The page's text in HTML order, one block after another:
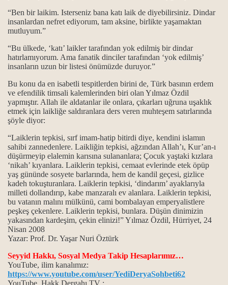
“Ben bir laikim. Isterseniz bana katı laik de diyebilirsiniz. Dindar
insanlardan nefret ediyorum, tam aksine, birlikte yaşamaktan
mutluyum.”
“Bu ülkede, ‘katı’ laikler tarafından yok edilmiş bir dindar
hatırlamıyorum. Ama fanatik dinciler tarafından ‘yok edilmiş’
insanların uzun bir listesi önümüzde duruyor.”
Bu konu da en isabetli tespitlerden birini de, Türk basının erdem
ve efendilik timsali kalemlerinden biri olan Yılmaz Özdil
yapmıştır. Allah ile aldatanlar ile onlara, çıkarları uğruna uşaklık
etmek için laikliğe saldıranlara ders veren muhteşem satırlarında
şöyle diyor:
“Laiklerin tepkisi, sırf imam-hatip bitirdi diye, kendini islamın
sahibi zannedenlere. Laikliğin tepkisi, ağzından Allah’ı, Kur’an-ı
düşürmeyip elalemin karısına sulananlara; Çocuk yaştaki kızlara
‘nikah’ kıyanlara. Laiklerin tepkisi, cemaat evlerinde etek öpüp
yaş gününde sosyete barlarında, hem de kandil geçesi, gizlice
kadeh tokuşturanlara. Laiklerin tepkisi, ‘dindarım’ ayaklarıyla
milleti dollandırıp, kabe manzaralı ev alanlara. Laiklerin tepkisi,
bu vatanın malını mülkünü, cami bombalayan emperyalistlere
peşkeş çekenlere. Laiklerin tepkisi, bunlara. Düşün dinimizin
yakasından kardeşim, çekin elinizi!” Yılmaz Özdil, Hürriyet, 24
Nisan 2008
Yazar: Prof. Dr. Yaşar Nuri Öztürk
Seyyid Hakkı, Sosyal Medya Takip Hesaplarımız…
YouTube, ilim kanalımız:
https://www.youtube.com/user/YediDeryaSohbeti62
YouTube, Hakk Dergahı TV :
Ali diyenlerdeniz biz.
büyük bir yanlışlıktır...
mu?
bu suçu, Kerbela'da kabullendiler